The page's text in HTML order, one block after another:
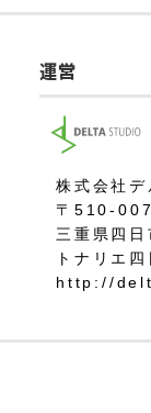
運営
株式会社デ
〒510-
三重県四
トナリエ
http://